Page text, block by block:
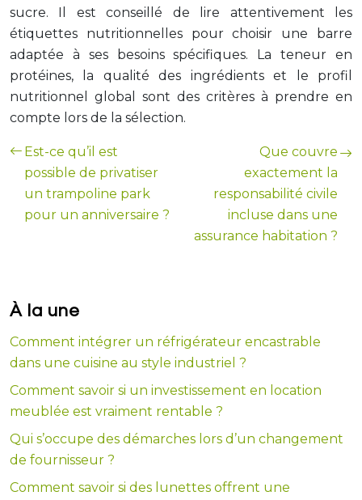
sucre. Il est conseillé de lire attentivement les
étiquettes nutritionnelles pour choisir une barre
adaptée à ses besoins spécifiques. La teneur en
protéines, la qualité des ingrédients et le profil
nutritionnel global sont des critères à prendre en
compte lors de la sélection.
Est-ce qu’il est
possible de privatiser
un trampoline park
pour un anniversaire ?
Que couvre
exactement la
responsabilité civile
incluse dans une
assurance habitation ?
À la une
Comment intégrer un réfrigérateur encastrable
dans une cuisine au style industriel ?
Comment savoir si un investissement en location
meublée est vraiment rentable ?
Qui s’occupe des démarches lors d’un changement
de fournisseur ?
Comment savoir si des lunettes offrent une